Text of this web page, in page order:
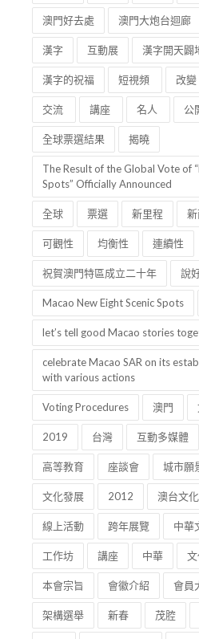
澳門好去處 澳門大炮台迴廊
漢字 互動展 漢字開天闢
漢字的祝福 短視頻 改變
交流 講座 名人 公
全球票選結果 揭曉
The Result of the Global Vote of
Spots” Officially Announced
全球 票選 新里程
可觀性 均衡性 連續性
祝賀澳門特區成立二十年 說
Macao New Eight Scenic Spots
let’s tell good Macao stories
celebrate Macao SAR on its
with various actions
Voting Procedures 澳門
2019 台灣 互動多媒體
高等教育 座談會 城市願
文化發展 2012 澳台文
線上活動 跨年展覽 中華
工作坊 講座 中華
本會宗旨 會徽介紹 會員
架構選舉 新春 茂腔